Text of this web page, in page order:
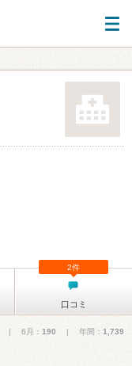
口コミ
2件
| 6月： 190 | 年間： 1,739